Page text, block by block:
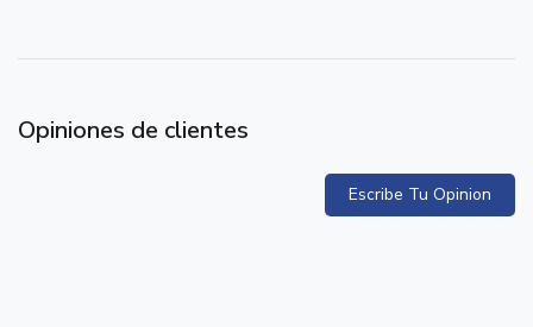
Opiniones de clientes
Escribe Tu Opinion